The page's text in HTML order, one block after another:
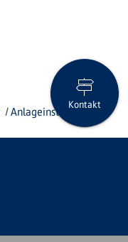
Anlageinstrumente
Kontakt